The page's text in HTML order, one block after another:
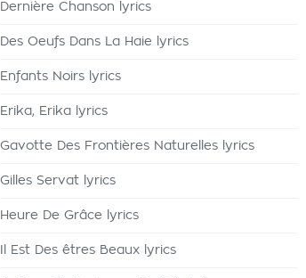
Dernière Chanson lyrics
Des Oeufs Dans La Haie lyrics
Enfants Noirs lyrics
Erika, Erika lyrics
Gavotte Des Frontières Naturelles lyrics
Gilles Servat lyrics
Heure De Grâce lyrics
Il Est Des êtres Beaux lyrics